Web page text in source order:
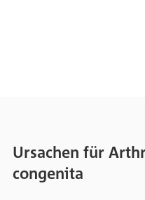
Ursachen für
congenita